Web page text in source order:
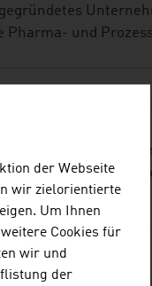
Pharma- und
STYRIA
Cluster
zwischen
innerhalb der Life
GMBH
der Webseite
wir zielorientierte
Um Ihnen
Cookies für
wir und
der